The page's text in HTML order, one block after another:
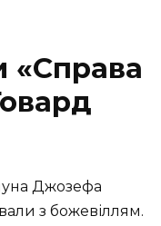
«Справа
Джозефа
з божевіллям.